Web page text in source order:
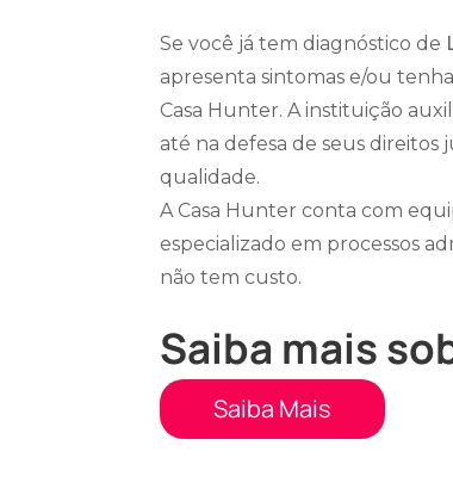
Se você já tem diagnóstico de
apresenta sintomas e/ou
Casa Hunter. A instituição
até na defesa de seus
qualidade.
A Casa Hunter conta com
especializado em processos
não tem custo.
Saiba mais
Saiba Mais